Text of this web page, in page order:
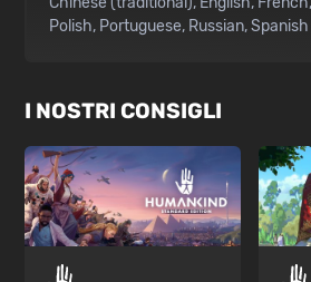
Polish Portuguese Russian Spanish
I NOSTRI CONSIGLI